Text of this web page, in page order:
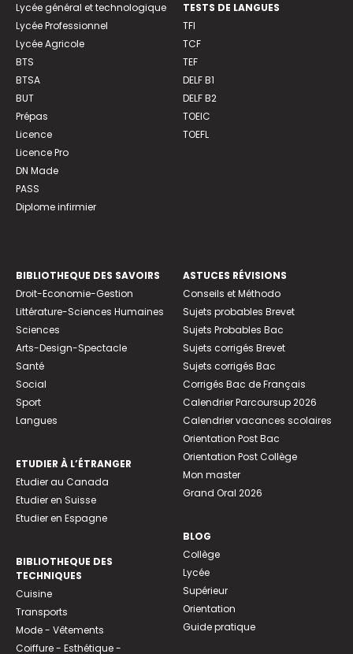
Lycée général et technologique
Lycée Professionnel
Lycée Agricole
BTS
BTSA
BUT
Prépas
Licence
Licence Pro
DN Made
PASS
Diplome infirmier
TESTS DE LANGUES
TFI
TCF
TEF
DELF B1
DELF B2
TOEIC
TOEFL
BIBLIOTHEQUE DES SAVOIRS
Droit-Economie-Gestion
Littérature-Sciences Humaines
Sciences
Arts-Design-Spectacle
Santé
Social
Sport
Langues
ETUDIER À L’ÉTRANGER
Etudier au Canada
Etudier en Suisse
Etudier en Espagne
BIBLIOTHEQUE DES
TECHNIQUES
Cuisine
Transports
Mode - Vêtements
Coiffure - Esthétique -
ASTUCES RÉVISIONS
Conseils et Méthodo
Sujets probables Brevet
Sujets Probables Bac
Sujets corrigés Brevet
Sujets corrigés Bac
Corrigés Bac de Français
Calendrier Parcoursup 2026
Calendrier vacances scolaires
Orientation Post Bac
Orientation Post Collège
Mon master
Grand Oral 2026
BLOG
Collège
Lycée
Supérieur
Orientation
Guide pratique